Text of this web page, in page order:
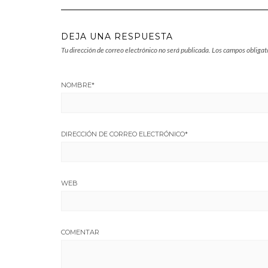
DEJA UNA RESPUESTA
Tu dirección de correo electrónico no será publicada. Los campos
NOMBRE*
DIRECCIÓN DE CORREO ELECTRÓNICO*
WEB
COMENTAR